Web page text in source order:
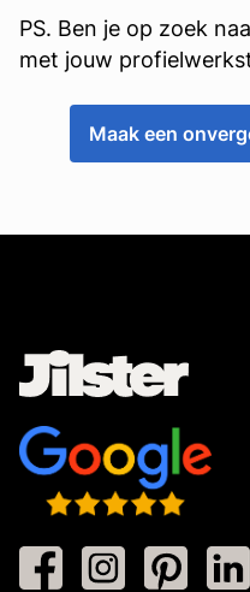
PS. Ben je op zoek
met jouw
Maak een